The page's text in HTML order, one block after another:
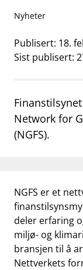
Aktuelt
Tema
businessOm
mail_outlineKontakt oss
notifications_noneAbonner
Nyheter
Publisert: 18.
Sist publisert:
Network for
(NGFS).
NGFS er et
deler erfaring
miljø- og
bransjen til å
Nettverkets